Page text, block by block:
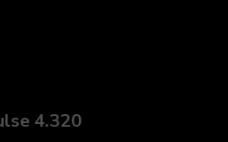
4.320